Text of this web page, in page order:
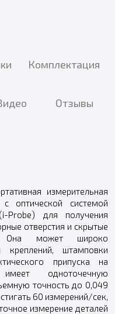
Комплектация
Отзывы
измерительная
с оптической системой
для получения
отверстия и скрытые
Она может широко
креплений, штамповки
припуска на
одноточечную
точность до 0,049
60 измерений/сек,
измерение деталей